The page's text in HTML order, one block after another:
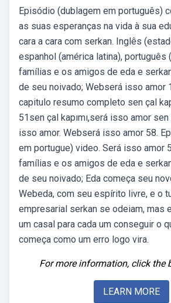
Episódio (dublagem em português)
as suas esperanças na vida à sua
cara a cara com serkan. Inglês
espanhol (américa latina), português
famílias e os amigos de eda e
de seu noivado; Webserá isso amor
capitulo resumo completo sen çal
51sen çal kapımı,será isso amor sen
isso amor. Webserá isso amor 58.
em portugue) video. Será isso amor
famílias e os amigos de eda e
de seu noivado; Eda começa seu
Webeda, com seu espírito livre, e o
empresarial serkan se odeiam, mas
um casal para cada um conseguir o
começa como um erro logo vira.
For more information, click the
LEARN MORE